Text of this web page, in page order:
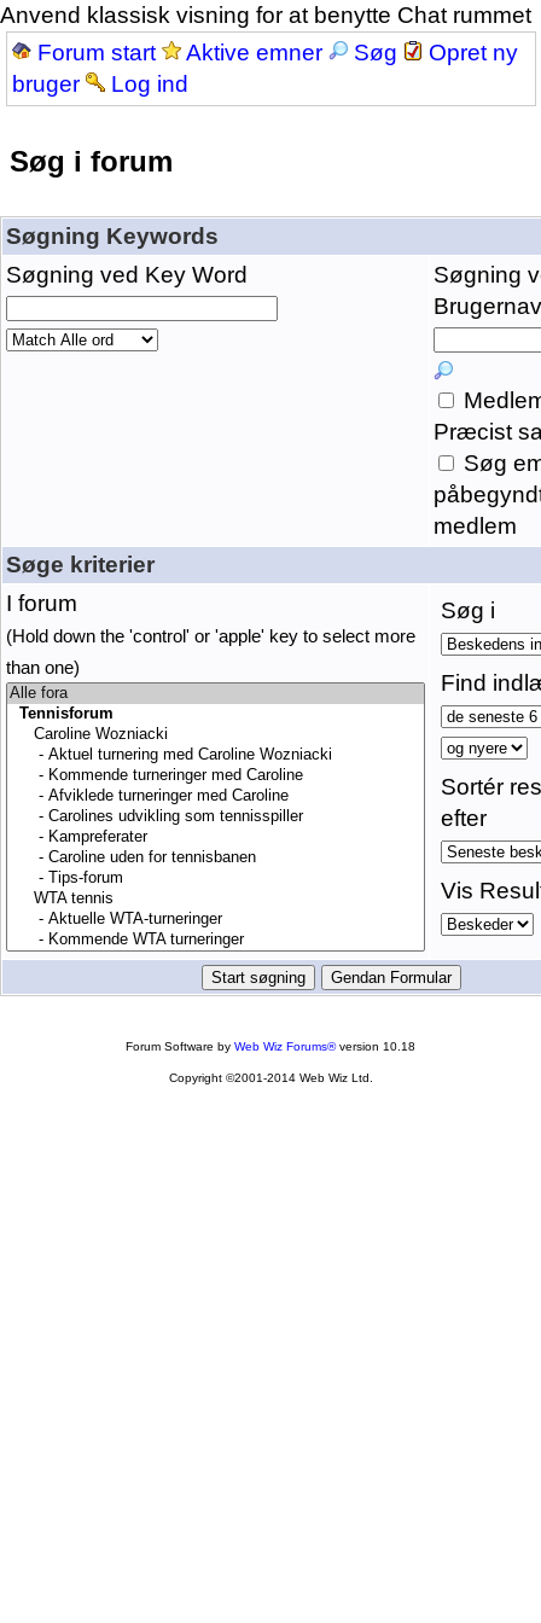
Anvend klassisk visning for at benytte Chat rummet
Forum start
Aktive emner Søg
Opret ny
bruger
Log ind
Søg i forum
Søgning Keywords
Søgning ved Key Word
Søgning
Præcist
Søg
medlem
Søge kriterier
I forum
(Hold down the 'control' or 'apple' key to select more
than one)
Søg i
Find
Sortér
efter
Vis
Forum Software by Web Wiz Forums®version 10.18
Copyright ©2001-2014 Web Wiz Ltd.